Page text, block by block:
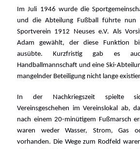
Im Juli 1946 wurde die
und die Abteilung Fußball führte nun
Sportverein 1912 Neuses e.V. Als
Adam gewählt, der diese Funktion
ausübte. Kurzfristig gab es
Handballmannschaft und eine Ski-
mangelnder Beteiligung nicht lange
In der Nachkriegszeit spielte
Vereinsgeschehen im Vereinslokal ab,
nach einem 20-minütigem Fußmarsch
waren weder Wasser, Strom, Gas
vorhanden. Die Wege zum Rodfeld